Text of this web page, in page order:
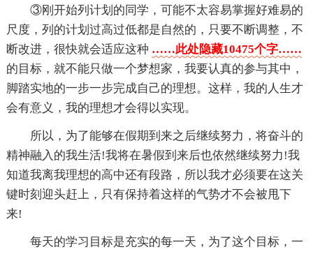
③刚开始列计划的同学，可能不太容易掌握好难易的
尺度，列的计划过高过低都是自然的，只要不断调整，不
断改进，很快就会适应这种 ……此处隐藏10475个字……
的目标，就不能只做一个梦想家，我要认真的参与其中，
脚踏实地的一步一步完成自己的理想。这样，我的人生才
会有意义，我的理想才会得以实现。
所以，为了能够在假期到来之后继续努力，将奋斗的
精神融入的我生活!我将在暑假到来后也依然继续努力!我
知道我离我理想的高中还有段路，所以我才必须要在这关
键时刻迎头赶上，只有保持着这样的气势才不会被甩下
来!
每天的学习目标是充实的每一天，为了这个目标，一